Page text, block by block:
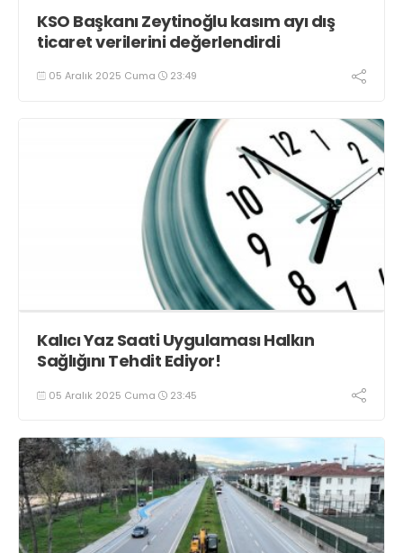
KSO Başkanı Zeytinoğlu kasım ayı dış
ticaret verilerini değerlendirdi
05 Aralık 2025 Cuma 23:49
Kalıcı Yaz Saati Uygulaması Halkın
Sağlığını Tehdit Ediyor!
05 Aralık 2025 Cuma 23:45